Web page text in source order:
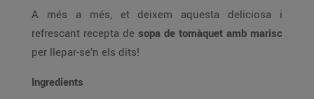
A més a més, et deixem aquesta deliciosa i
refrescant recepta de sopa de tomàquet amb marisc
per llepar-se’n els dits!
Ingredients